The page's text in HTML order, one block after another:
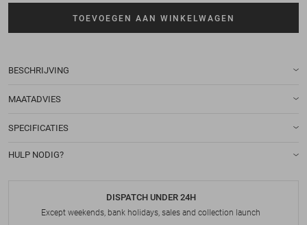
TOEVOEGEN AAN WINKELWAGEN
BESCHRIJVING
MAATADVIES
SPECIFICATIES
HULP NODIG?
DISPATCH UNDER 24H
Except weekends, bank holidays, sales and collection launch